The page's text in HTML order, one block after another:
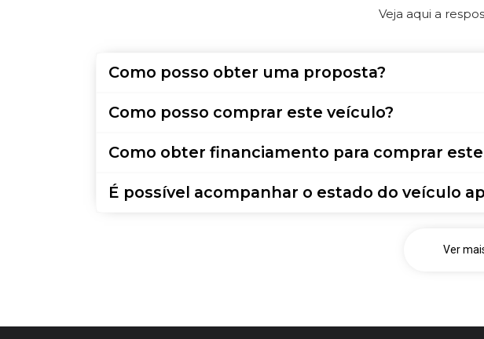
Veja aqui a
Como posso obter uma proposta?
Como posso comprar este veículo?
Como obter financiamento para comprar
É possível acompanhar o estado do veículo
Ver